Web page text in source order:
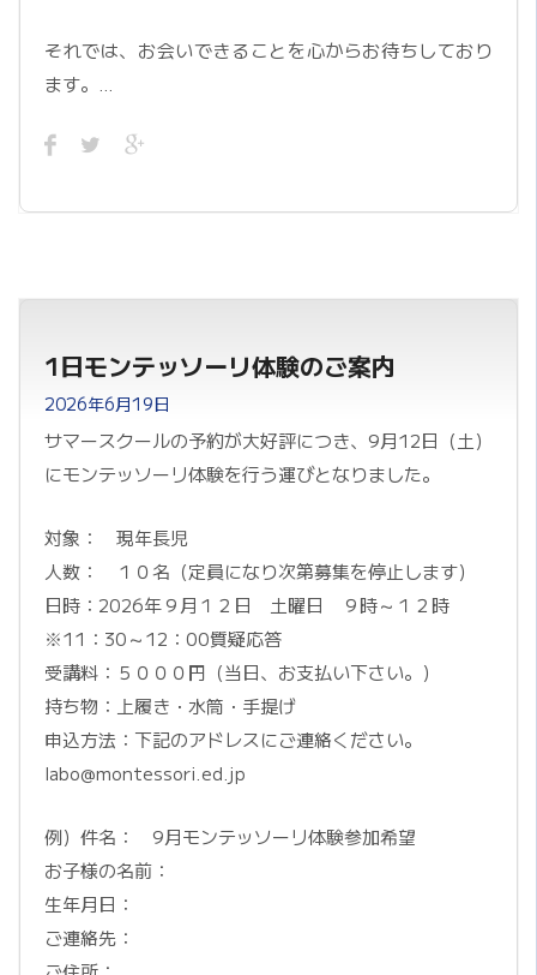
それでは、お会いできることを心からお待ちしており
ます。…
1日モンテッソーリ体験のご案内
2026年6月19日
サマースクールの予約が大好評につき、9月12日（土）
にモンテッソーリ体験を行う運びとなりました。
対象： 現年長児
人数： １０名（定員になり次第募集を停止します）
日時：2026年９月１２日 土曜日 ９時～１２時
※11：30～12：00質疑応答
受講料：５０００円（当日、お支払い下さい。）
持ち物：上履き・水筒・手提げ
申込方法：下記のアドレスにご連絡ください。
labo@montessori.ed.jp
例）件名： 9月モンテッソーリ体験参加希望
お子様の名前：
生年月日：
ご連絡先：